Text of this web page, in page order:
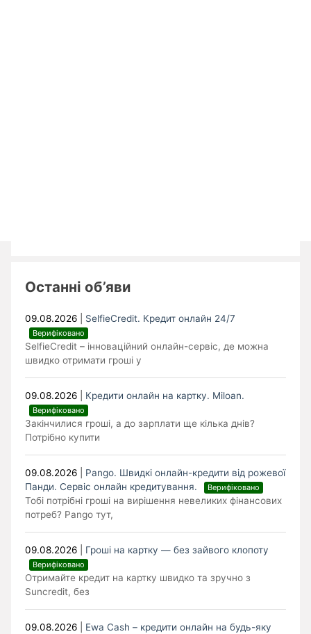
Останні об’яви
09.08.2026 SelfieCredit. Кредит онлайн 24/7
Верифіковано
SelfieCredit – інноваційний онлайн-сервіс, де можна
швидко отримати гроші у
09.08.2026 Кредити онлайн на картку. Miloan.
Верифіковано
Закінчилися гроші, а до зарплати ще кілька днів?
Потрібно купити
09.08.2026
Pango. Швидкі онлайн-кредити від рожевої
Панди. Cервіс онлайн кредитування.
Верифіковано
Тобі потрібні гроші на вирішення невеликих фінансових
потреб? Pango тут,
09.08.2026 Гроші на картку — без зайвого клопоту
Верифіковано
Отримайте кредит на картку швидко та зручно з
Suncredit, без
09.08.2026
Ewa Cash – кредити онлайн на будь-яку